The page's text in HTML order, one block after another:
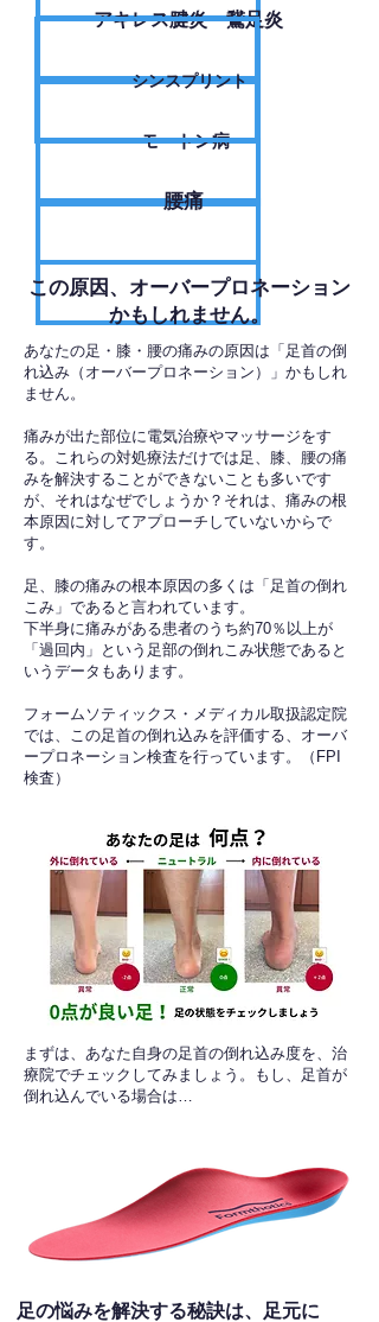
アキレス腱炎・鵞足炎
シンスプリント
モートン病
腰痛
​この原因、オーバープロネーション
かもしれません。
あなたの足・膝・腰の痛みの原因は「足首の倒
れ込み（オーバープロネーション）」かもしれ
ません。
痛みが出た部位に電気治療やマッサージをす
る。これらの対処療法だけでは足、膝、腰の痛
みを解決することができないことも多いです
が、それはなぜでしょうか？それは、痛みの根
本原因に対してアプローチしていないからで
す。
足、膝の痛みの根本原因の多くは「足首の倒れ
こみ」であると言われています。
下半身に痛みがある患者のうち約70％以上が
「過回内」という足部の倒れこみ状態であると
いうデータもあります。
フォームソティックス・メディカル取扱認定院
では、この足首の倒れ込みを評価する、オーバ
ープロネーション検査を行っています。（FPI
検査）​
​まずは、あなた自身の足首の倒れ込み度を、治
療院でチェックしてみましょう。もし、足首が
倒れ込んでいる場合は…
足の悩みを解決する秘訣は、足元に